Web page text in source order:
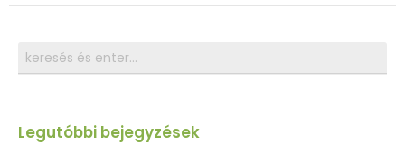
Legutóbbi bejegyzések